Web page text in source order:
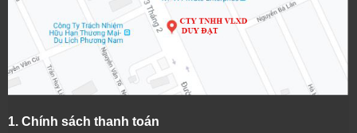
1. Chính sách thanh toán